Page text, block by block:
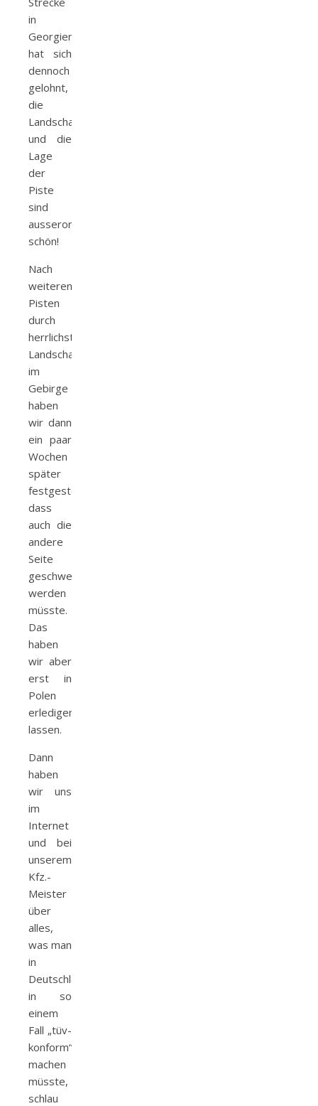
in
Georgien
hat sich
dennoch
gelohnt,
die
Landschaft
und die
Lage
der
Piste
sind
ausserordentlich
schön!
Nach
weiteren
Pisten
durch
herrlichste
Landschaft
im
Gebirge
haben
wir dann
ein paar
Wochen
später
festgestellt,
dass
auch die
andere
Seite
geschweisst
werden
müsste.
Das
haben
wir aber
erst in
Polen
erledigen
lassen.
Dann
haben
wir uns
im
Internet
und bei
unserem
Kfz.-
Meister
über
alles,
was man
in
Deutschland
in so
einem
Fall „tüv-
konform“
machen
müsste,
schlau